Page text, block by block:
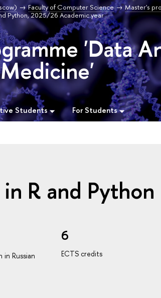
Faculty of Computer Science
Master's
Python, 2025/26 Academic year
'Data
Students For Students
R and Python
in Russian
6
ECTS credits